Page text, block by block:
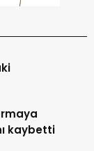
kaybetti